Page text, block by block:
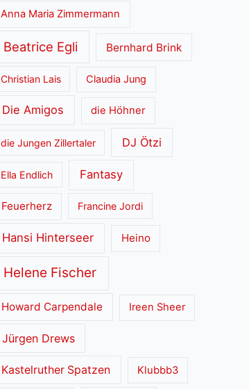
Anna Maria Zimmermann
Beatrice Egli Bernhard Brink
Christian Lais Claudia Jung
Die Amigos die Höhner
die Jungen Zillertaler DJ Ötzi
Ella Endlich Fantasy
Feuerherz Francine Jordi
Hansi Hinterseer Heino
Helene Fischer
Howard Carpendale Ireen Sheer
Jürgen Drews
Kastelruther Spatzen Klubbb3